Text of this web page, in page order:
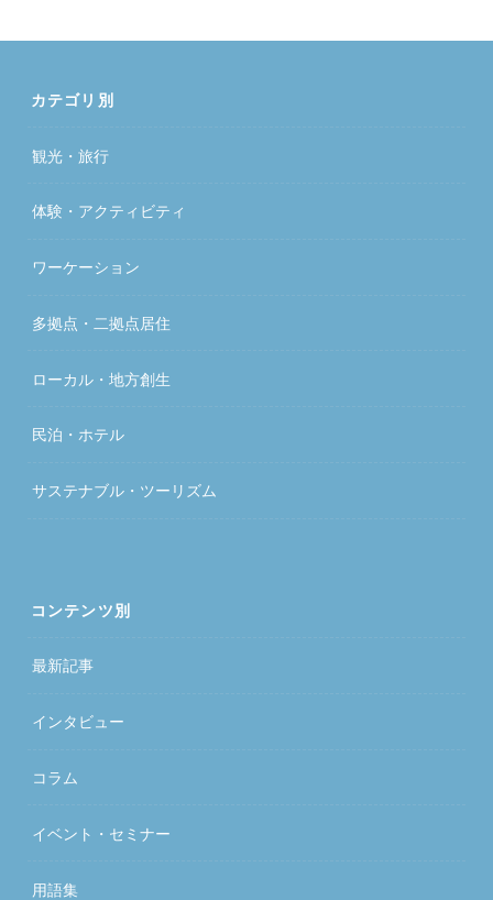
カテゴリ別
観光・旅行
体験・アクティビティ
ワーケーション
多拠点・二拠点居住
ローカル・地方創生
民泊・ホテル
サステナブル・ツーリズム
コンテンツ別
最新記事
インタビュー
コラム
イベント・セミナー
用語集